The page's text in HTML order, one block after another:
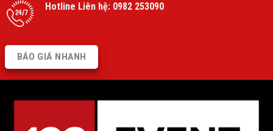
Hotline Liên hệ: 0982 253090
BÁO GIÁ NHANH